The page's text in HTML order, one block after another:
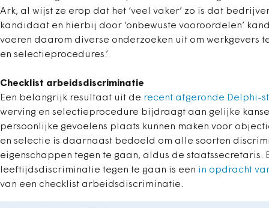
Ark, al wijst ze erop dat het ‘veel vaker’ zo is dat
kandidaat en hierbij door ‘onbewuste vooroordelen’
voeren daarom diverse onderzoeken uit om werkgevers
en selectieprocedures.’
Checklist arbeidsdiscriminatie
Een belangrijk resultaat uit de recent afgeronde Delphi-
werving en selectieprocedure bijdraagt aan gelijke
persoonlijke gevoelens plaats kunnen maken voor
en selectie is daarnaast bedoeld om alle soorten
eigenschappen tegen te gaan, aldus de
leeftijdsdiscriminatie tegen te gaan is een in opdracht
van een checklist arbeidsdiscriminatie.